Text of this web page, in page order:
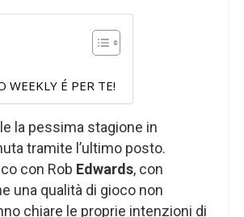
WEEKLY É PER TE!
la pessima stagione in
tramite l’ultimo posto.
con Rob Edwards, con
una qualità di gioco non
chiare le proprie intenzioni di